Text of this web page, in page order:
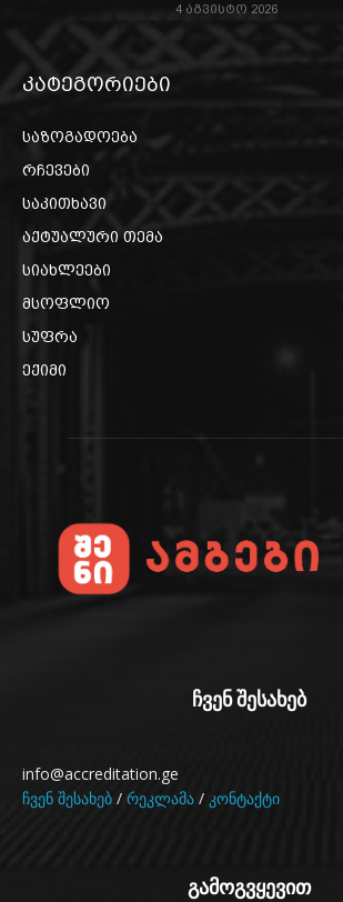
4 აგვისტო 2026
კატეგორიები
საზოგადოება
რჩევები
საკითხავი
აქტუალური თემა
სიახლეები
მსოფლიო
სუფრა
ექიმი
ჩვენ შესახებ
info@accreditation.ge
ჩვენ შესახებ / რეკლამა / კონტაქტი
გამოგვყევით